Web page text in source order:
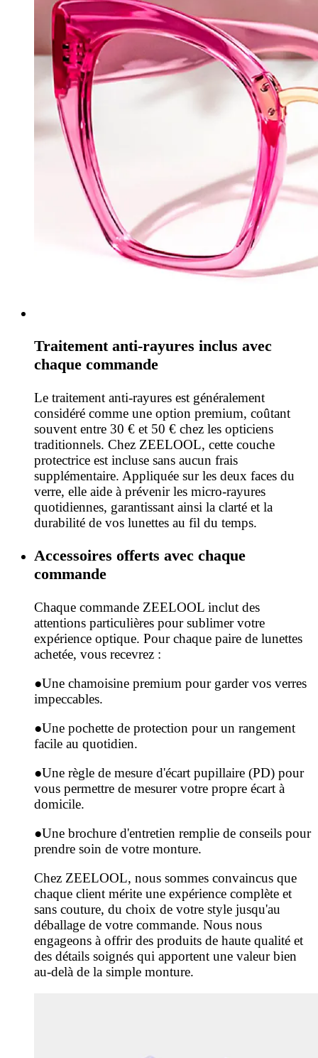
Traitement anti-rayures inclus avec
chaque commande
Le traitement anti-rayures est généralement
considéré comme une option premium, coûtant
souvent entre 30 € et 50 € chez les opticiens
traditionnels. Chez ZEELOOL, cette couche
protectrice est incluse sans aucun frais
supplémentaire. Appliquée sur les deux faces du
verre, elle aide à prévenir les micro-rayures
quotidiennes, garantissant ainsi la clarté et la
durabilité de vos lunettes au fil du temps.
Accessoires offerts avec chaque
commande
Chaque commande ZEELOOL inclut des
attentions particulières pour sublimer votre
expérience optique. Pour chaque paire de lunettes
achetée, vous recevrez :
●Une chamoisine premium pour garder vos verres
impeccables.
●Une pochette de protection pour un rangement
facile au quotidien.
●Une règle de mesure d'écart pupillaire (PD) pour
vous permettre de mesurer votre propre écart à
domicile.
●Une brochure d'entretien remplie de conseils pour
prendre soin de votre monture.
Chez ZEELOOL, nous sommes convaincus que
chaque client mérite une expérience complète et
sans couture, du choix de votre style jusqu'au
déballage de votre commande. Nous nous
engageons à offrir des produits de haute qualité et
des détails soignés qui apportent une valeur bien
au-delà de la simple monture.